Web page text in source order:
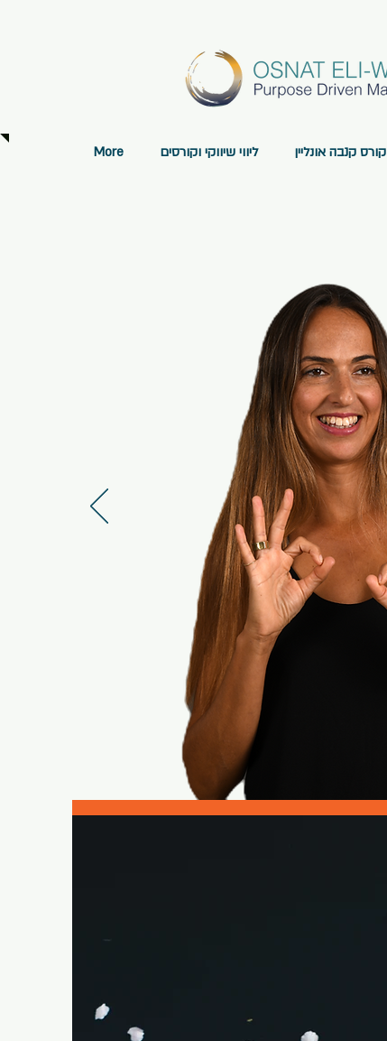
קורס קנבה אונליין ליווי שיווקי וקורסים More